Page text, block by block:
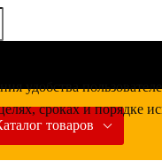
товаров
удобства
сроках и порядке